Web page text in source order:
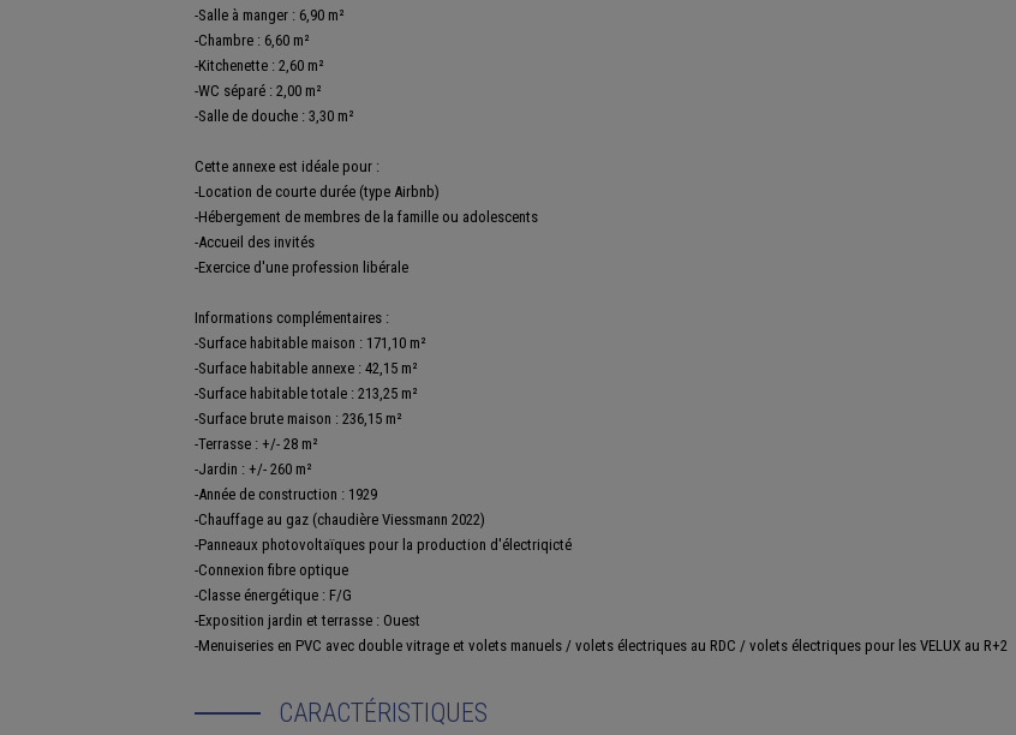
-Salle à manger : 6,90 m²
-Chambre : 6,60 m²
-Kitchenette : 2,60 m²
-WC séparé : 2,00 m²
-Salle de douche : 3,30 m²
Cette annexe est idéale pour :
-Location de courte durée (type Airbnb)
-Hébergement de membres de la famille ou adolescents
-Accueil des invités
-Exercice d'une profession libérale
Informations complémentaires :
-Surface habitable maison : 171,10 m²
-Surface habitable annexe : 42,15 m²
-Surface habitable totale : 213,25 m²
-Surface brute maison : 236,15 m²
-Terrasse : +/- 28 m²
-Jardin : +/- 260 m²
-Année de construction : 1929
-Chauffage au gaz (chaudière Viessmann 2022)
-Panneaux photovoltaïques pour la production d'électriqicté
-Connexion fibre optique
-Classe énergétique : F/G
-Exposition jardin et terrasse : Ouest
-Menuiseries en PVC avec double vitrage et volets manuels / volets électriques au RDC / volets électriques pour les VELUX au R+2
CARACTÉRISTIQUES